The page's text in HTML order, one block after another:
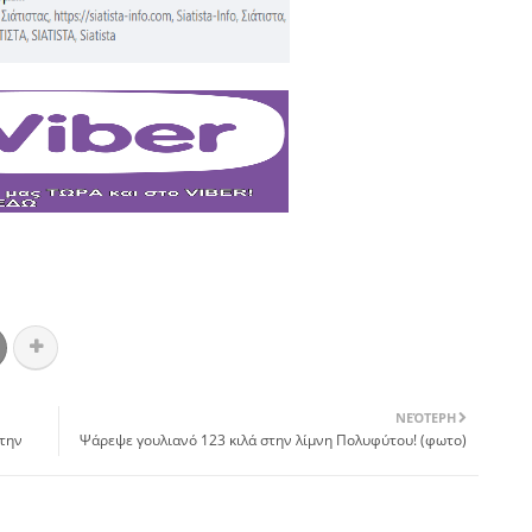
ΝΕΌΤΕΡΗ
Ψάρεψε γουλιανό 123 κιλά στην λίμνη Πολυφύτου! (φωτο)